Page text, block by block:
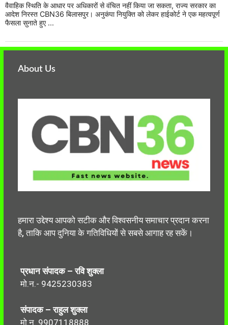
वैवाहिक स्थिति के आधार पर अधिकारों से वंचित नहीं किया जा सकता, राज्य सरकार का
आदेश निरस्त CBN36 बिलासपुर। अनुकंपा नियुक्ति को लेकर हाईकोर्ट ने एक महत्वपूर्ण
फैसला सुनाते हुए ...
About Us
हमारा उद्देश्य आपको सटीक और विश्वसनीय समाचार प्रदान करना
है, ताकि आप दुनिया के गतिविधियों से सबसे आगाह रह सकें।
प्रधान संपादक – रवि शुक्ला
मो.न.- 9425230383
संपादक – राहुल शुक्ला
मो.न. 9907118888